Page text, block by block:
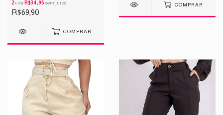
2x de R$34,95 sem juros
R$69,90
COMPRAR
COMPRAR